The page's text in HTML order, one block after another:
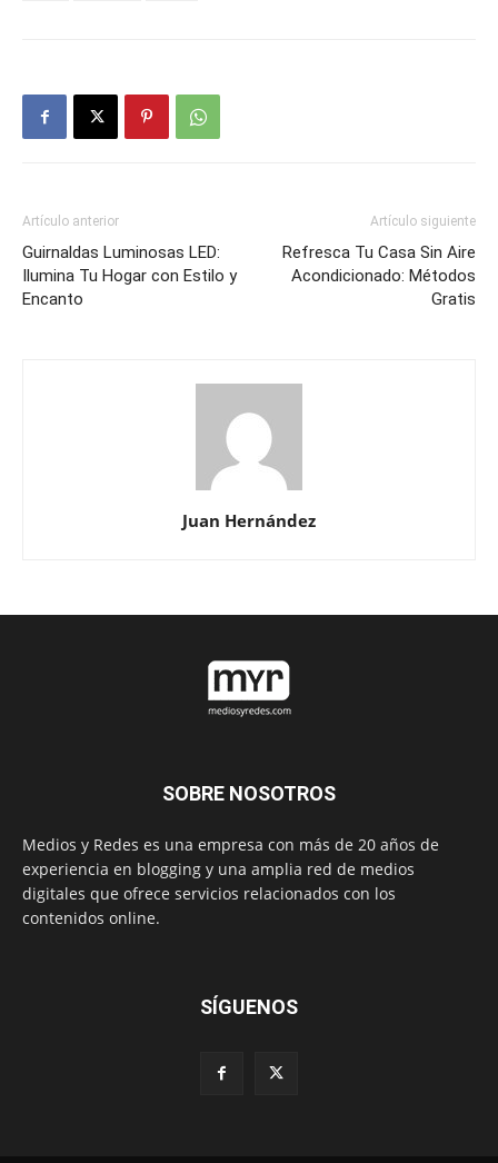
Artículo anterior
Guirnaldas Luminosas LED:
Ilumina Tu Hogar con Estilo y
Encanto
Artículo siguiente
Refresca Tu Casa Sin Aire
Acondicionado: Métodos
Gratis
Juan Hernández
SOBRE NOSOTROS
Medios y Redes es una empresa con más de 20 años de
experiencia en blogging y una amplia red de medios
digitales que ofrece servicios relacionados con los
contenidos online.
SÍGUENOS